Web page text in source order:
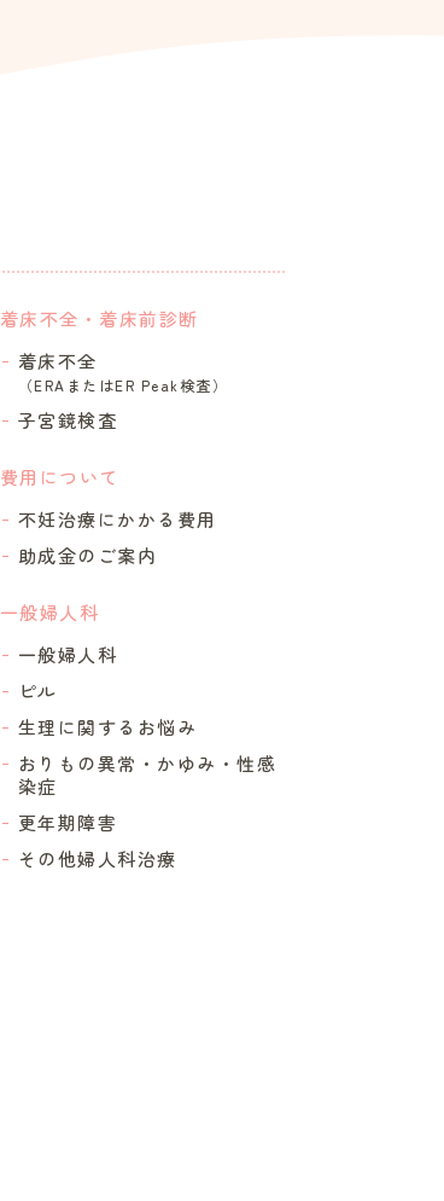
着床不全・着床前診断
着床不全
（ERAまたはER Peak検査）
子宮鏡検査
費用について
不妊治療にかかる費用
助成金のご案内
一般婦人科
一般婦人科
ピル
生理に関するお悩み
おりもの異常・かゆみ・性感
染症
更年期障害
その他婦人科治療